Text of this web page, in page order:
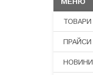
ТОВАРИ
ПРАЙСИ
НОВИНИ